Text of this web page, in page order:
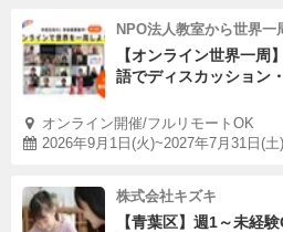
NPO法人教室から世界一
【オンライン世界一周
語でディスカッション
オンライン開催/フルリモートOK
2026年9月1日(火)~2027年7月31日(土)
株式会社キズキ
【青葉区】週1～未経